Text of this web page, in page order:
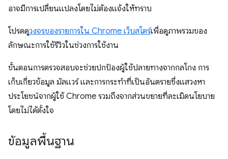
อาจมีการเปลี่ยนแปลงโดยไม่ต้องแจ้งให้ทราบ
โปรดดูวงจรของรายการใน Chrome เว็บสโตร์เพื่อดูภาพรวมของ
ลักษณะการใช้รีวิวในช่วงการใช้งาน
ขั้นตอนการตรวจสอบจะช่วยปกป้องผู้ใช้ปลายทางจากกลโกง การ
เก็บเกี่ยวข้อมูล มัลแวร์ และการกระทำที่เป็นอันตรายซึ่งแสวงหา
ประโยชน์จากผู้ใช้ Chrome รวมถึงจากส่วนขยายที่ละเมิดนโยบาย
โดยไม่ได้ตั้งใจ
ข้อมูลพื้นฐาน